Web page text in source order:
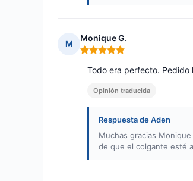
M
Monique G.
Nota: 5 de 5
Todo era perfecto.
Opinión traducida
Respuesta de Aden
Muchas gracias
de que el colgante esté